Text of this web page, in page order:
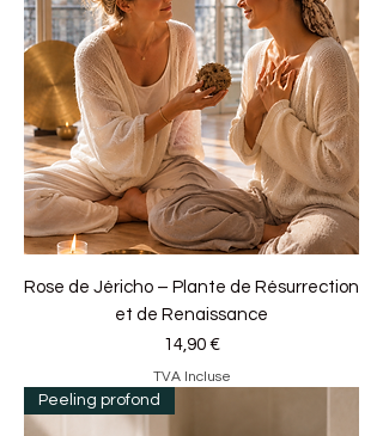
Rose de Jéricho – Plante de Résurrection
et de Renaissance
Prix
14,90 €
TVA Incluse
Peeling profond